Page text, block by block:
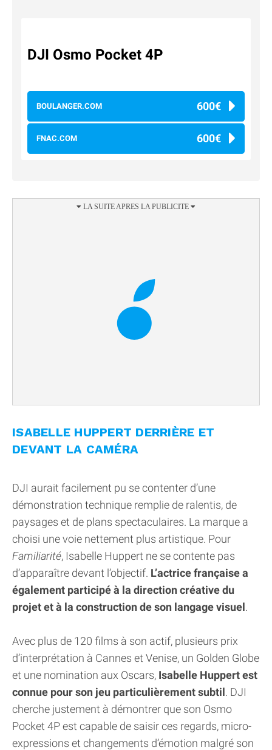
DJI Osmo Pocket 4P
BOULANGER.COM 600€
FNAC.COM 600€
ISABELLE HUPPERT DERRIÈRE ET
DEVANT LA CAMÉRA
DJI aurait facilement pu se contenter d’une
démonstration technique remplie de ralentis, de
paysages et de plans spectaculaires. La marque a
choisi une voie nettement plus artistique. Pour
Familiarité, Isabelle Huppert ne se contente pas
d’apparaître devant l’objectif. L’actrice française a
également participé à la direction créative du
projet et à la construction de son langage visuel.
Avec plus de 120 films à son actif, plusieurs prix
d’interprétation à Cannes et Venise, un Golden Globe
et une nomination aux Oscars, Isabelle Huppert est
connue pour son jeu particulièrement subtil. DJI
cherche justement à démontrer que son Osmo
Pocket 4P est capable de saisir ces regards, micro-
expressions et changements d’émotion malgré son